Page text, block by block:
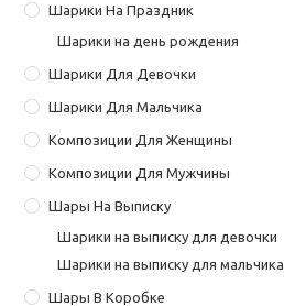
Шарики На Праздник
Шарики на день рождения
Шарики Для Девочки
Шарики Для Мальчика
Композиции Для Женщины
Композиции Для Мужчины
Шары На Выписку
Шарики на выписку для девочки
Шарики на выписку для мальчика
Шары В Коробке